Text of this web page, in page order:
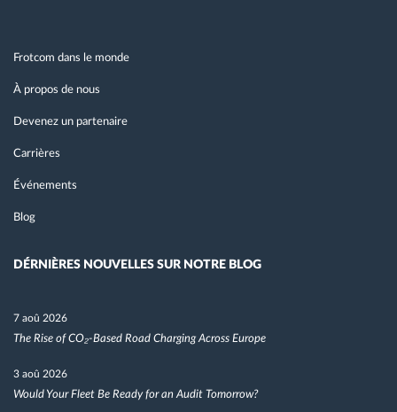
Frotcom dans le monde
À propos de nous
Devenez un partenaire
Carrières
Événements
Blog
DÉRNIÈRES NOUVELLES SUR NOTRE BLOG
7 aoû 2026
The Rise of CO₂-Based Road Charging Across Europe
3 aoû 2026
Would Your Fleet Be Ready for an Audit Tomorrow?